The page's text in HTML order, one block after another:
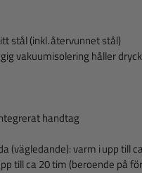
stål (inkl. återvunnet stål)
vakuumisolering håller
handtag
(vägledande): varm i upp till
till ca 20 tim (beroende på